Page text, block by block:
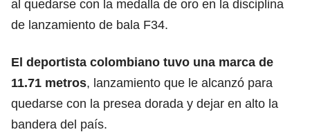
al quedarse con la medalla de oro en la disciplina
de lanzamiento de bala F34.
El deportista colombiano tuvo una marca de
11.71 metros, lanzamiento que le alcanzó para
quedarse con la presea dorada y dejar en alto la
bandera del país.